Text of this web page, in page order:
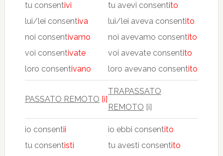
tu consentivi
lui/lei consentiva
noi consentivamo
voi consentivate
loro consentivano
tu avevi consentito
lui/lei aveva consentito
noi avevamo consentito
voi avevate consentito
loro avevano consentito
PASSATO REMOTO [i]
TRAPASSATO
REMOTO [i]
io consentii
tu consentisti
io ebbi consentito
tu avesti consentito